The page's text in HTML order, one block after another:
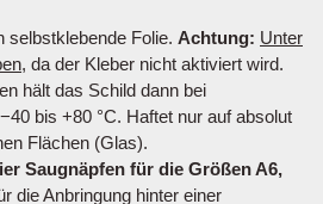
selbstklebende Folie. Achtung: Unter
, da der Kleber nicht aktiviert wird.
hält das Schild dann bei
bis +80 °C. Haftet nur auf absolut
Flächen (Glas).
Saugnäpfen für die Größen A6,
die Anbringung hinter einer